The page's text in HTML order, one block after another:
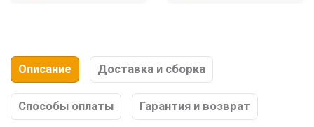
Описание Доставка и сборка
Способы оплаты Гарантия и возврат